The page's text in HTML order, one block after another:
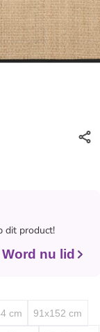
dit product!
Word nu lid
cm 91x152 cm